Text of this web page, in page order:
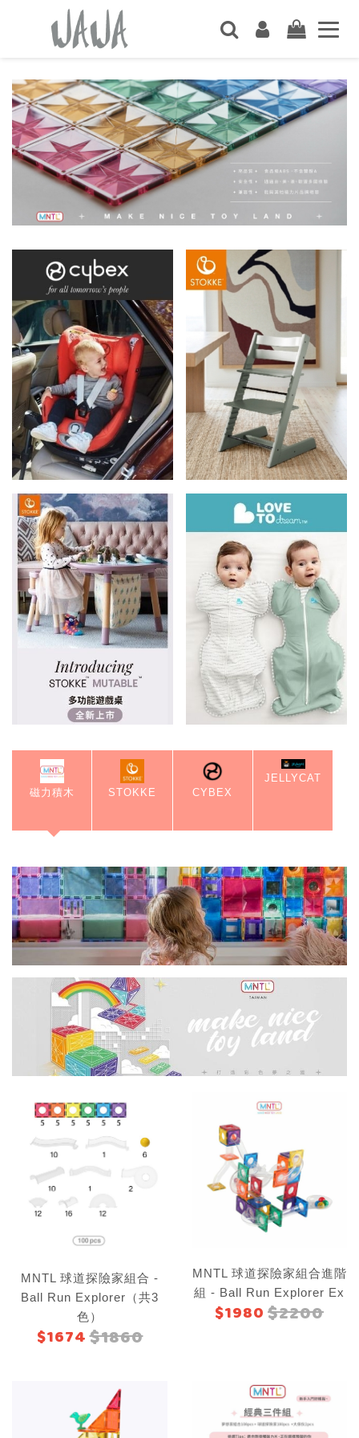
磁力積木 STOKKE CYBEX
JELLYCAT
MNTL 球道探險家組合 -
Ball Run Explorer（共3
色）
$1674$1860
MNTL 球道探險家組合進階
組 - Ball Run Explorer Ex
$1980$2200